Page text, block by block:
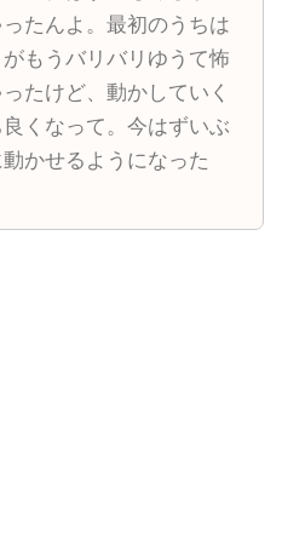
たんよ。最初のうちは
もうバリバリゆうて怖
たけど、動かしていく
くなって。今はずいぶ
かせるようになった